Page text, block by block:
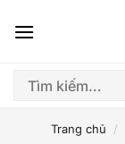
qua
dung
Tìm
Trang chủ /